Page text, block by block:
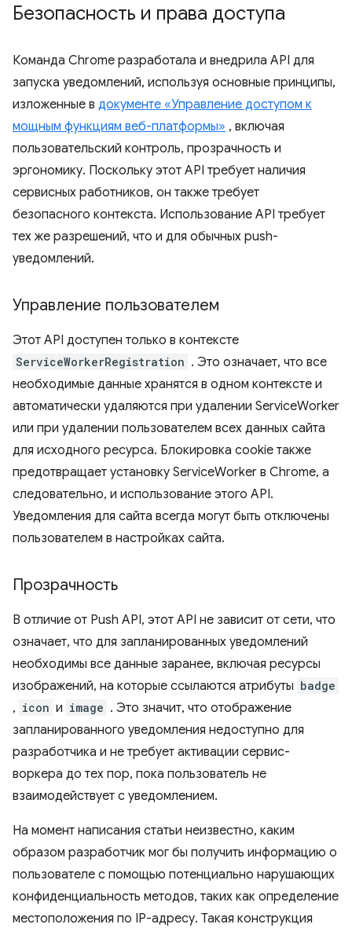
Безопасность и права доступа
Команда Chrome разработала и внедрила API для
запуска уведомлений, используя основные принципы,
изложенные в документе «Управление доступом к
мощным функциям веб-платформы» , включая
пользовательский контроль, прозрачность и
эргономику. Поскольку этот API требует наличия
сервисных работников, он также требует
безопасного контекста. Использование API требует
тех же разрешений, что и для обычных push-
уведомлений.
Управление пользователем
Этот API доступен только в контексте
ServiceWorkerRegistration . Это означает, что все
необходимые данные хранятся в одном контексте и
автоматически удаляются при удалении ServiceWorker
или при удалении пользователем всех данных сайта
для исходного ресурса. Блокировка cookie также
предотвращает установку ServiceWorker в Chrome, а
следовательно, и использование этого API.
Уведомления для сайта всегда могут быть отключены
пользователем в настройках сайта.
Прозрачность
В отличие от Push API, этот API не зависит от сети, что
означает, что для запланированных уведомлений
необходимы все данные заранее, включая ресурсы
изображений, на которые ссылаются атрибуты badge
, icon и image . Это значит, что отображение
запланированного уведомления недоступно для
разработчика и не требует активации сервис-
воркера до тех пор, пока пользователь не
взаимодействует с уведомлением.
На момент написания статьи неизвестно, каким
образом разработчик мог бы получить информацию о
пользователе с помощью потенциально нарушающих
конфиденциальность методов, таких как определение
местоположения по IP-адресу. Такая конструкция